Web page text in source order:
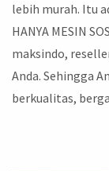
lebih murah. Itu
HANYA MESIN
maksindo,
Anda. Sehingga
berkualitas,